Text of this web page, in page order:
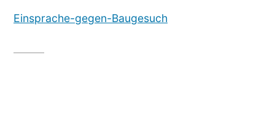
Einsprache-gegen-Baugesuch